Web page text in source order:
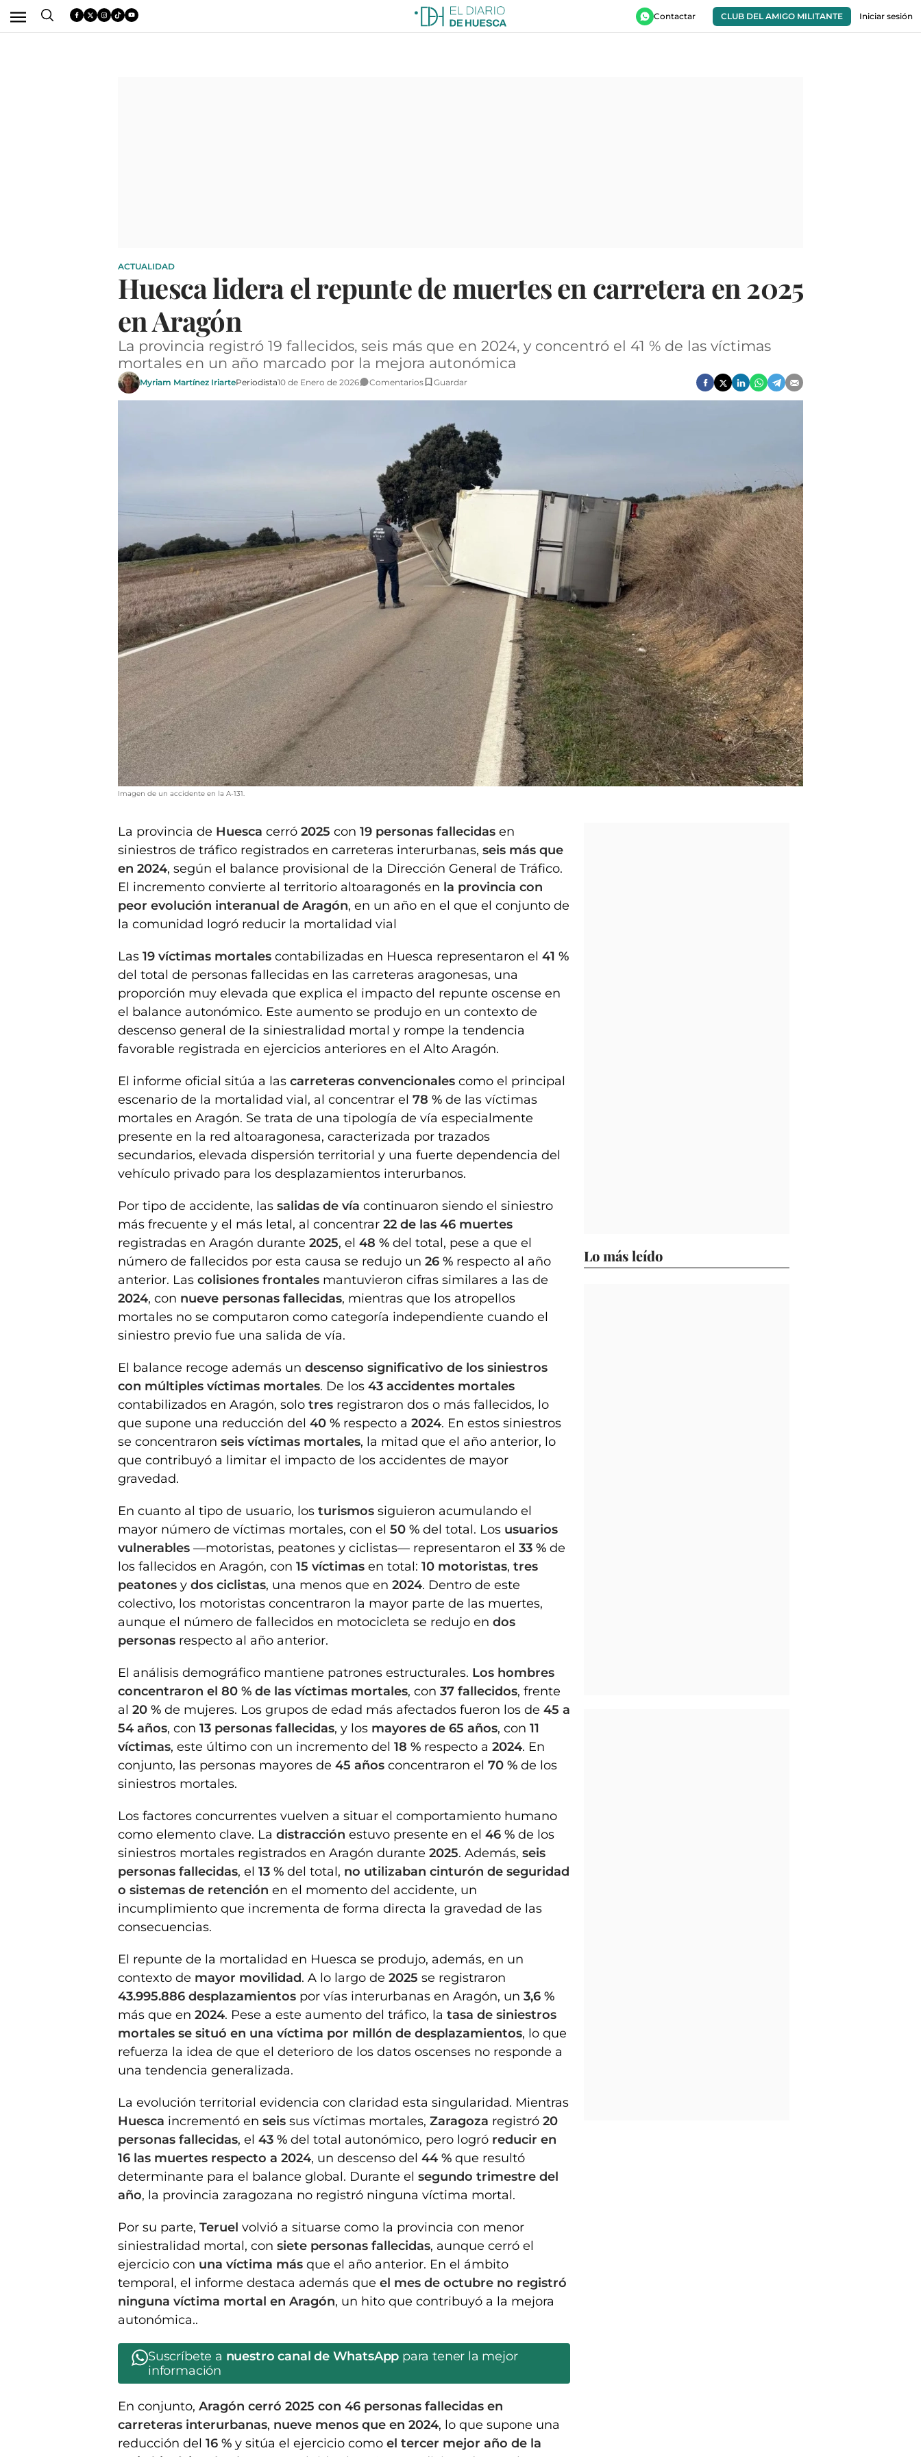
Contactar CLUB DEL AMIGO MILITANTE Iniciar sesión
ACTUALIDAD
Huesca lidera el repunte de muertes en carretera en 2025
en Aragón
La provincia registró 19 fallecidos, seis más que en 2024, y concentró el 41 % de las víctimas
mortales en un año marcado por la mejora autonómica
Myriam Martínez IriartePeriodista10 de Enero de 2026 Comentarios Guardar
Imagen de un accidente en la A-131.
La provincia de Huesca cerró 2025 con 19 personas fallecidas en
siniestros de tráfico registrados en carreteras interurbanas, seis más que
en 2024, según el balance provisional de la Dirección General de Tráfico.
El incremento convierte al territorio altoaragonés en la provincia con
peor evolución interanual de Aragón, en un año en el que el conjunto de
la comunidad logró reducir la mortalidad vial
Las 19 víctimas mortales contabilizadas en Huesca representaron el 41 %
del total de personas fallecidas en las carreteras aragonesas, una
proporción muy elevada que explica el impacto del repunte oscense en
el balance autonómico. Este aumento se produjo en un contexto de
descenso general de la siniestralidad mortal y rompe la tendencia
favorable registrada en ejercicios anteriores en el Alto Aragón.
El informe oficial sitúa a las carreteras convencionales como el principal
escenario de la mortalidad vial, al concentrar el 78 % de las víctimas
mortales en Aragón. Se trata de una tipología de vía especialmente
presente en la red altoaragonesa, caracterizada por trazados
secundarios, elevada dispersión territorial y una fuerte dependencia del
vehículo privado para los desplazamientos interurbanos.
Por tipo de accidente, las salidas de vía continuaron siendo el siniestro
más frecuente y el más letal, al concentrar 22 de las 46 muertes
registradas en Aragón durante 2025, el 48 % del total, pese a que el
número de fallecidos por esta causa se redujo un 26 % respecto al año
anterior. Las colisiones frontales mantuvieron cifras similares a las de
2024, con nueve personas fallecidas, mientras que los atropellos
mortales no se computaron como categoría independiente cuando el
siniestro previo fue una salida de vía.
El balance recoge además un descenso significativo de los siniestros
con múltiples víctimas mortales. De los 43 accidentes mortales
contabilizados en Aragón, solo tres registraron dos o más fallecidos, lo
que supone una reducción del 40 % respecto a 2024. En estos siniestros
se concentraron seis víctimas mortales, la mitad que el año anterior, lo
que contribuyó a limitar el impacto de los accidentes de mayor
gravedad.
En cuanto al tipo de usuario, los turismos siguieron acumulando el
mayor número de víctimas mortales, con el 50 % del total. Los usuarios
vulnerables —motoristas, peatones y ciclistas— representaron el 33 % de
los fallecidos en Aragón, con 15 víctimas en total: 10 motoristas, tres
peatones y dos ciclistas, una menos que en 2024. Dentro de este
colectivo, los motoristas concentraron la mayor parte de las muertes,
aunque el número de fallecidos en motocicleta se redujo en dos
personas respecto al año anterior.
El análisis demográfico mantiene patrones estructurales. Los hombres
concentraron el 80 % de las víctimas mortales, con 37 fallecidos, frente
al 20 % de mujeres. Los grupos de edad más afectados fueron los de 45 a
54 años, con 13 personas fallecidas, y los mayores de 65 años, con 11
víctimas, este último con un incremento del 18 % respecto a 2024. En
conjunto, las personas mayores de 45 años concentraron el 70 % de los
siniestros mortales.
Los factores concurrentes vuelven a situar el comportamiento humano
como elemento clave. La distracción estuvo presente en el 46 % de los
siniestros mortales registrados en Aragón durante 2025. Además, seis
personas fallecidas, el 13 % del total, no utilizaban cinturón de seguridad
o sistemas de retención en el momento del accidente, un
incumplimiento que incrementa de forma directa la gravedad de las
consecuencias.
El repunte de la mortalidad en Huesca se produjo, además, en un
contexto de mayor movilidad. A lo largo de 2025 se registraron
43.995.886 desplazamientos por vías interurbanas en Aragón, un 3,6 %
más que en 2024. Pese a este aumento del tráfico, la tasa de siniestros
mortales se situó en una víctima por millón de desplazamientos, lo que
refuerza la idea de que el deterioro de los datos oscenses no responde a
una tendencia generalizada.
La evolución territorial evidencia con claridad esta singularidad. Mientras
Huesca incrementó en seis sus víctimas mortales, Zaragoza registró 20
personas fallecidas, el 43 % del total autonómico, pero logró reducir en
16 las muertes respecto a 2024, un descenso del 44 % que resultó
determinante para el balance global. Durante el segundo trimestre del
año, la provincia zaragozana no registró ninguna víctima mortal.
Por su parte, Teruel volvió a situarse como la provincia con menor
siniestralidad mortal, con siete personas fallecidas, aunque cerró el
ejercicio con una víctima más que el año anterior. En el ámbito
temporal, el informe destaca además que el mes de octubre no registró
ninguna víctima mortal en Aragón, un hito que contribuyó a la mejora
autonómica..
Suscríbete a nuestro canal de WhatsApp para tener la mejor
información
En conjunto, Aragón cerró 2025 con 46 personas fallecidas en
carreteras interurbanas, nueve menos que en 2024, lo que supone una
reducción del 16 % y sitúa el ejercicio como el tercer mejor año de la
Lo más leído